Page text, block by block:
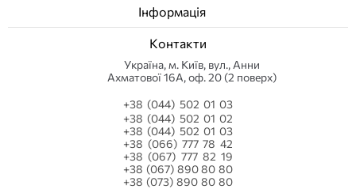
Інформація
Контакти
Українa, м. Київ, вул., Анни
Ахматової 16А, оф. 20 (2 поверх)
+38 (044) 502 01 03
+38 (044) 502 01 02
+38 (044) 502 01 03
+38 (066) 777 78 42
+38 (067) 777 82 19
+38 (067) 890 80 80
+38 (073) 890 80 80